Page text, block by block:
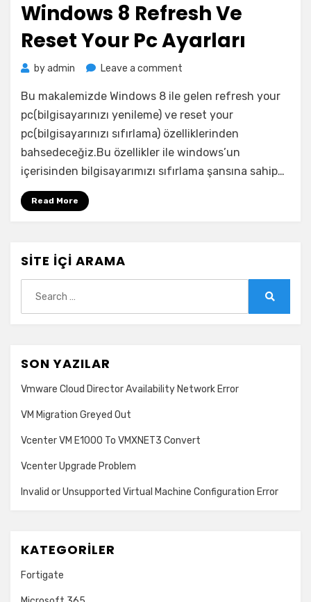
Windows 8 Refresh Ve
Reset Your Pc Ayarları
byadmin Leave a comment
8
Refresh
Ve
Your
Pc
Bu makalemizde Windows 8 ile gelen refresh your
pc(bilgisayarınızı yenileme) ve reset your
pc(bilgisayarınızı sıfırlama) özelliklerinden
bahsedeceğiz.Bu özellikler ile windows’un
içerisinden bilgisayarımızı sıfırlama şansına sahip…
Read More
SITE İÇI ARAMA
for:
SON YAZILAR
Vmware Cloud Director Availability Network Error
VM Migration Greyed Out
Vcenter VM E1000 To VMXNET3 Convert
Vcenter Upgrade Problem
Invalid or Unsupported Virtual Machine Configuration Error
KATEGORILER
Fortigate